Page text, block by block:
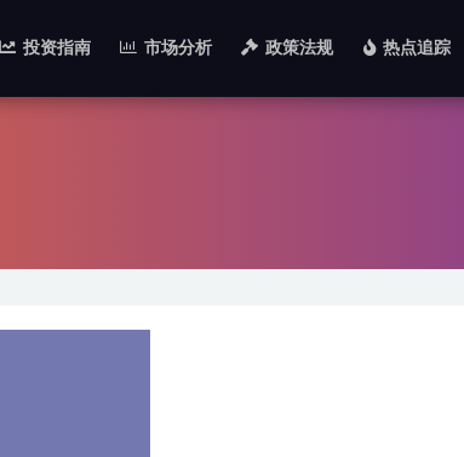
投资指南 市场分析 政策法规 热点追踪